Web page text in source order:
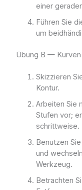
einer
Führen Sie
um
Übung B —
Skizzieren
Kontur.
Arbeiten Sie
Stufen vor;
schrittweise.
Benutzen
und
Werkzeug.
Betrachten